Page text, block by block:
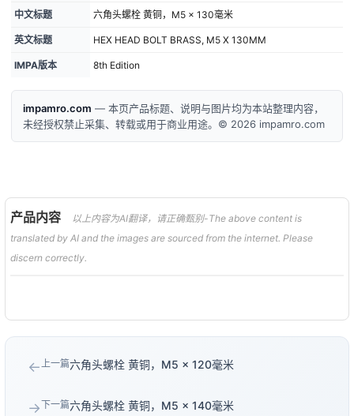
中文标题 六角头螺栓 黄铜，M5 × 130毫米
英文标题 HEX HEAD BOLT BRASS, M5 X 130MM
IMPA版本 8th Edition
impamro.com — 本页产品标题、说明与图片均为本站整理内容，
未经授权禁止采集、转载或用于商业用途。© 2026 impamro.com
产品内容
以上内容为AI翻译，请正确甄别-The above content is
translated by AI and the images are sourced from the internet. Please
discern correctly.
←上一篇六角头螺栓 黄铜，M5 × 120毫米
→下一篇六角头螺栓 黄铜，M5 × 140毫米